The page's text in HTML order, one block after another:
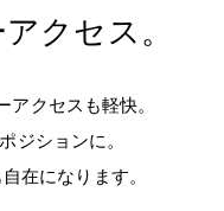
クセス。
クセスも軽快。
ジションに。
在になります。